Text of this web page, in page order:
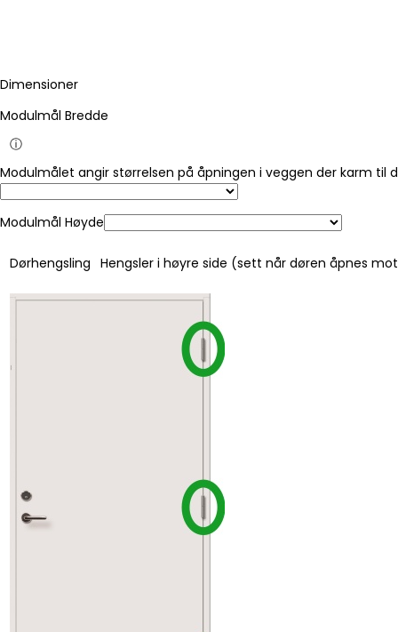
Dimensioner
Modulmål Bredde
ⓘ
Modulmålet angir størrelsen på åpningen i veggen der karm til
Modulmål Høyde
Dørhengsling Hengsler i høyre side (sett når døren åpnes